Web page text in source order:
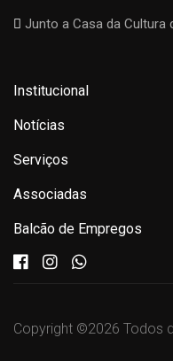
Junto a Casa da Cultura
Institucional
Notícias
Serviços
Associadas
Balcão de Empregos
Copyright ©2026 Todos